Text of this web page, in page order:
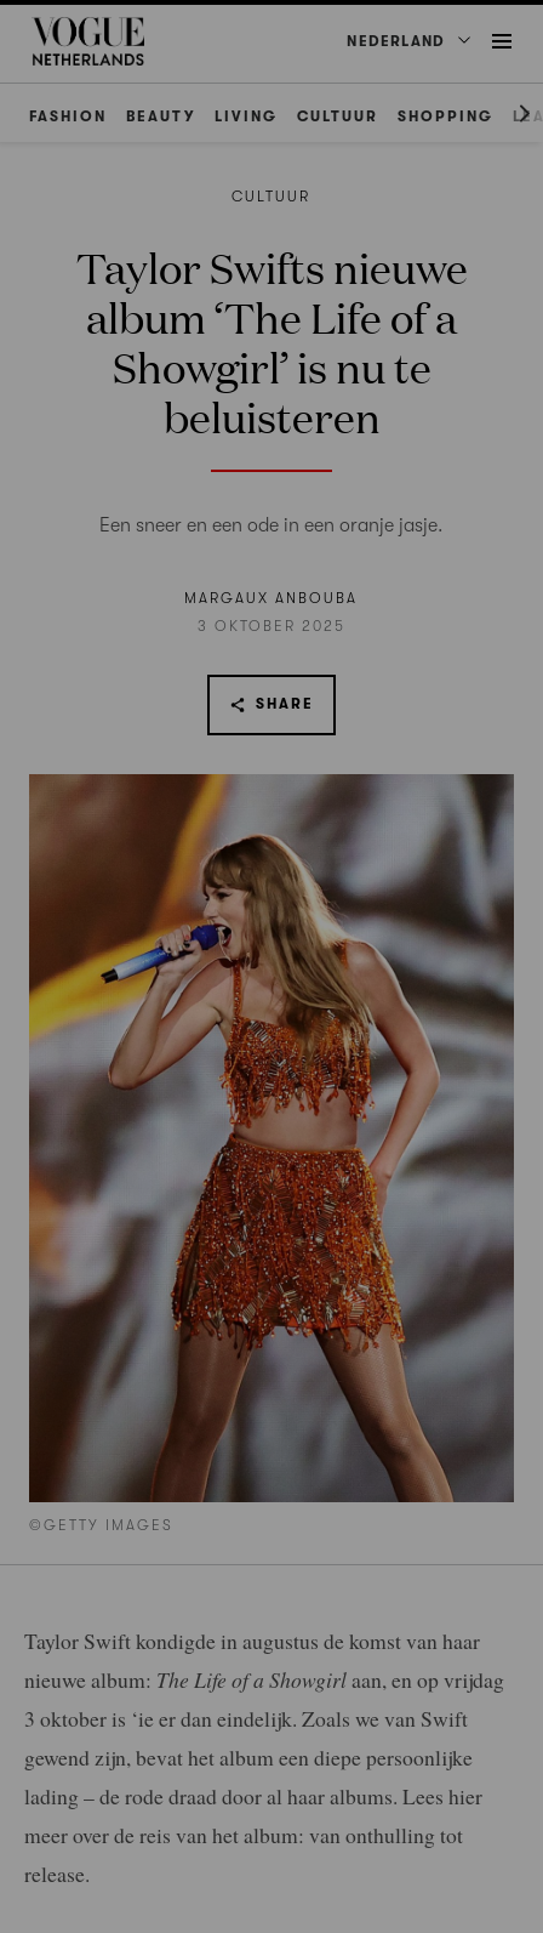
NEDERLAND
FASHION BEAUTY LIVING CULTUUR SHOPPING
©GETTY IMAGES
CULTUUR
Taylor Swifts nieuwe
album ‘The Life of a
Showgirl’ is nu te
beluisteren
Een sneer en een ode in een oranje jasje.
MARGAUX ANBOUBA
3 OKTOBER 2025
SHARE
Taylor Swift kondigde in augustus de komst van haar
nieuwe album: The Life of a Showgirlaan, en op vrijdag
3 oktober is ‘ie er dan eindelijk. Zoals we van Swift
gewend zijn, bevat het album een diepe persoonlijke
lading – de rode draad door al haar albums. Lees hier
meer over de reis van het album: van onthulling tot
release.